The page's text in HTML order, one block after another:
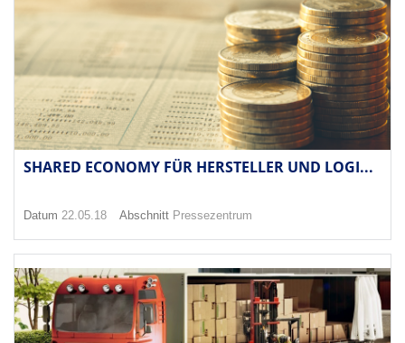
SHARED ECONOMY FÜR HERSTELLER UND LOGI...
Datum 22.05.18 Abschnitt Pressezentrum